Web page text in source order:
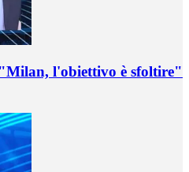
l'obiettivo è sfoltire"